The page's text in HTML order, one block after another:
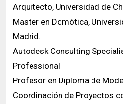
Arquitecto, Universidad de
Master en Domótica,
Madrid.
Autodesk Consulting
Professional.
Profesor en Diploma de
Coordinación de Proyectos